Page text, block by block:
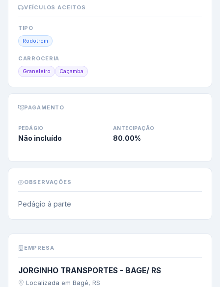
VEÍCULOS ACEITOS
TIPO
Rodotrem
CARROCERIA
Graneleiro Caçamba
PAGAMENTO
PEDÁGIO
Não incluído
ANTECIPAÇÃO
80.00%
OBSERVAÇÕES
Pedágio à parte
EMPRESA
JORGINHO TRANSPORTES - BAGE/ RS
Localizada em Bagé, RS